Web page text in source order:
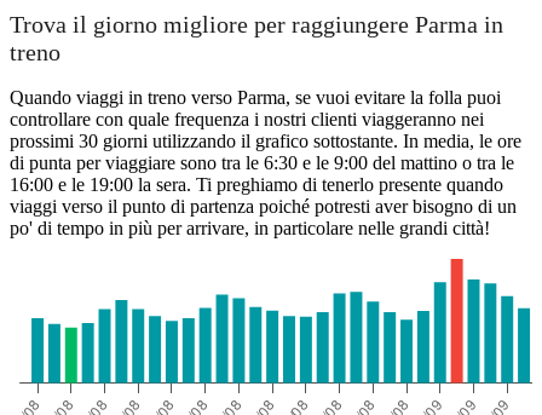
Trova il giorno migliore per raggiungere Parma in
treno
Quando viaggi in treno verso Parma, se vuoi evitare la folla puoi
controllare con quale frequenza i nostri clienti viaggeranno nei
prossimi 30 giorni utilizzando il grafico sottostante. In media, le ore
di punta per viaggiare sono tra le 6:30 e le 9:00 del mattino o tra le
16:00 e le 19:00 la sera. Ti preghiamo di tenerlo presente quando
viaggi verso il punto di partenza poiché potresti aver bisogno di un
po' di tempo in più per arrivare, in particolare nelle grandi città!